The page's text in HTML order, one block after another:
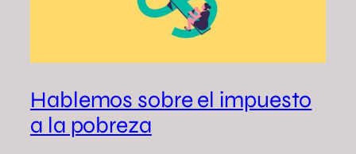
Hablemos sobre el impuesto
a la pobreza